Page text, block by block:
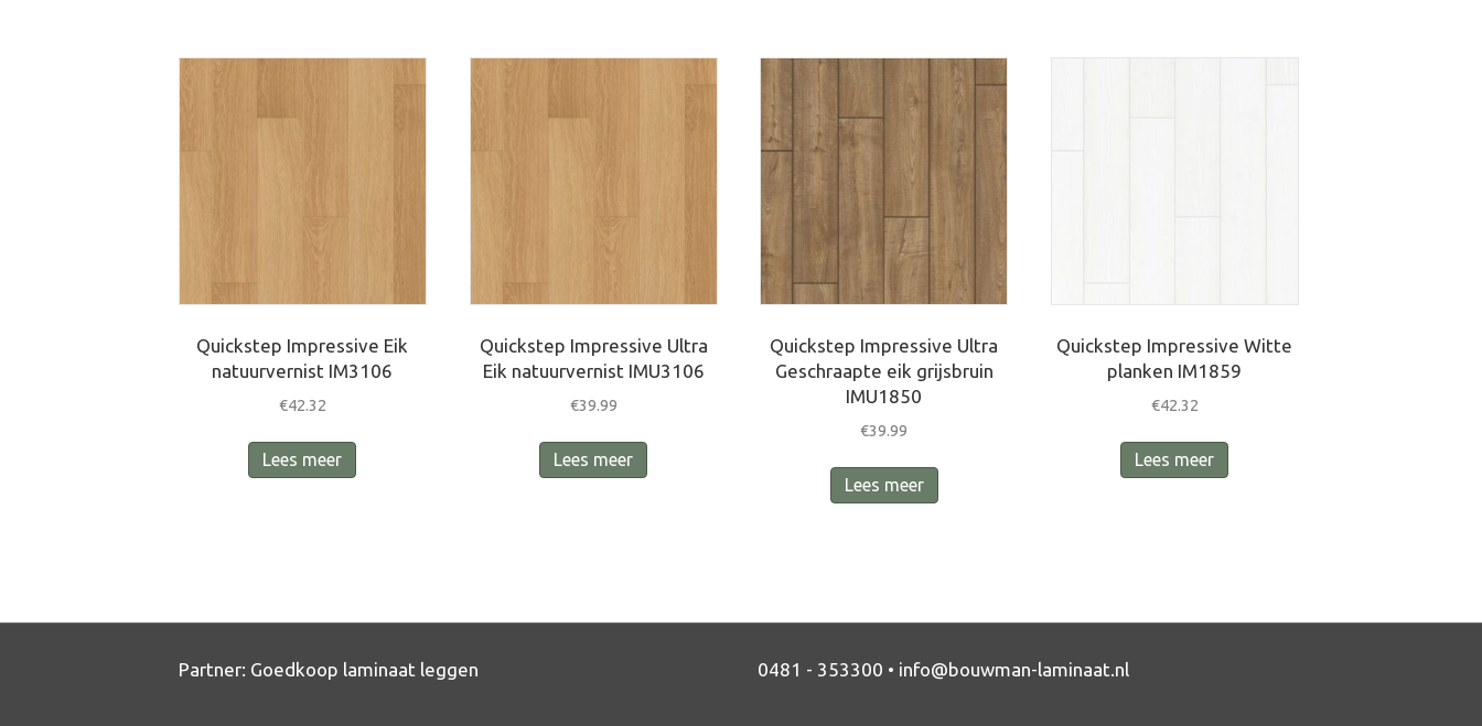
Quickstep Impressive Eik
natuurvernist IM3106
€42.32
Lees meer
Quickstep Impressive Ultra
Eik natuurvernist IMU3106
€39.99
Lees meer
Quickstep Impressive Ultra
Geschraapte eik grijsbruin
IMU1850
€39.99
Lees meer
Quickstep Impressive Witte
planken IM1859
€42.32
Lees meer
Partner: Goedkoop laminaat leggen 0481 - 353300 • info@bouwman-laminaat.nl